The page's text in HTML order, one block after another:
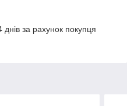
за рахунок покупця